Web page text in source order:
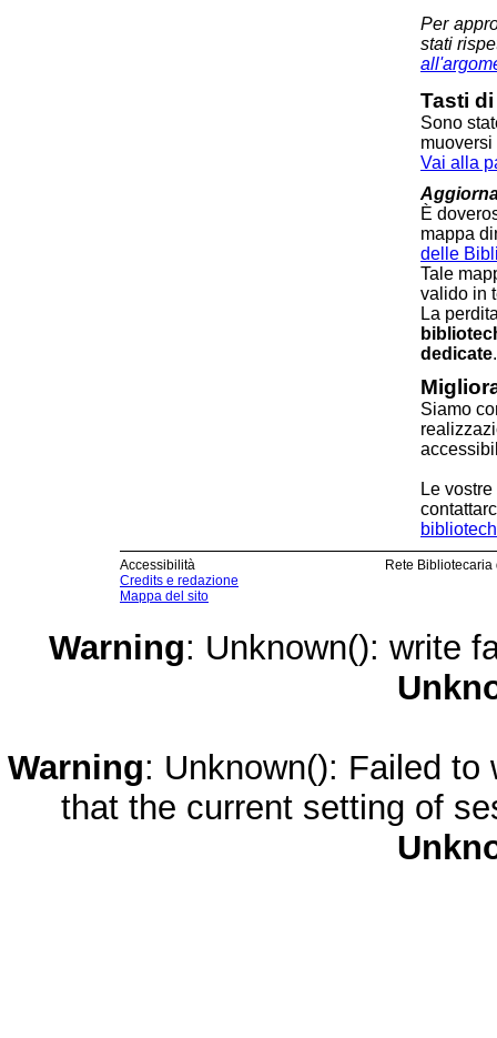
Per
stati
Tasti
Sono
Vai alla
È
mappa
delle
Tale
valido in
La
dedicate.
Siamo
Le
Accessibilità
Credits e redazione
Mappa del sito
Rete
Warning: Unknown(): write
Warning: Unknown(): Failed
that the current setting of